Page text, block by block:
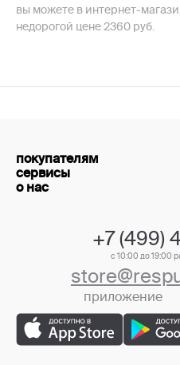
вы можете в интернет-
недорогой цене 2360 руб.
покупателям
сервисы
о нас
+7 (499)
с 10:00 до 19:00
приложение